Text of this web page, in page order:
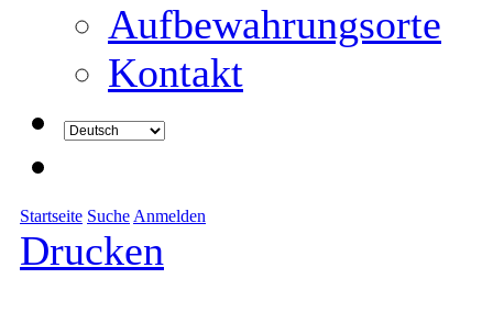
Aufbewahrungsorte
Kontakt
Startseite Suche Anmelden
Drucken